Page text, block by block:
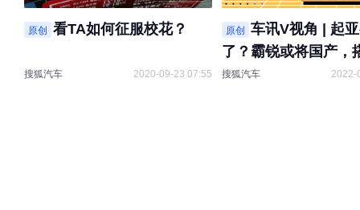
原创 看TA如何征服校花？
搜狐汽车 2020-09-23 07:55
原创
车讯V视角 | 起
了？霸锐或将国产，
V6+8AT
搜狐汽车 2022-